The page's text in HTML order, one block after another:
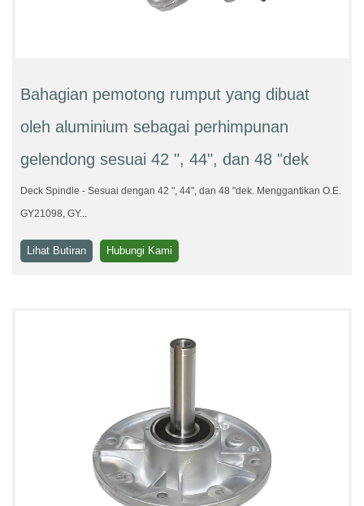
Bahagian pemotong rumput yang dibuat
oleh aluminium sebagai perhimpunan
gelendong sesuai 42 ", 44", dan 48 "dek
Deck Spindle - Sesuai dengan 42 ", 44", dan 48 "dek. Menggantikan O.E.
GY21098, GY...
Lihat Butiran Hubungi Kami